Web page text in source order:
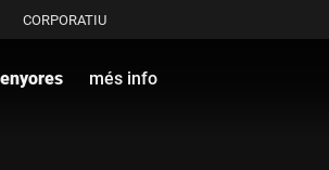
CORPORATIU
més info